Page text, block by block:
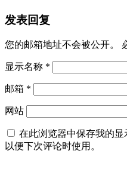
发表回复
您的邮箱地址不会被公开。
显示名称 *
邮箱 *
网站
在此浏览器中保存我的显
以便下次评论时使用。